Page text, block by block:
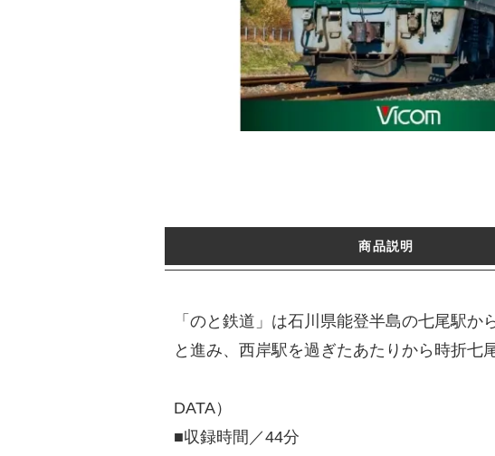
商品説明
「のと鉄道」は石川県能登半島の七尾駅
と進み、西岸駅を過ぎたあたりから時折七
DATA）
■収録時間／44分